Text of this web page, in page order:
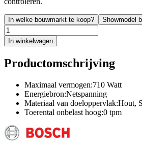
In welke bouwmarkt te koop? Showmodel
In winkelwagen
Productomschrijving
Maximaal vermogen:710 Watt
Energiebron:Netspanning
Materiaal van doeloppervlak:Hout,
Toerental onbelast hoog:0 tpm